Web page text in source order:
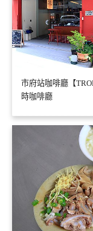
市府站咖啡廳【
時咖啡廳